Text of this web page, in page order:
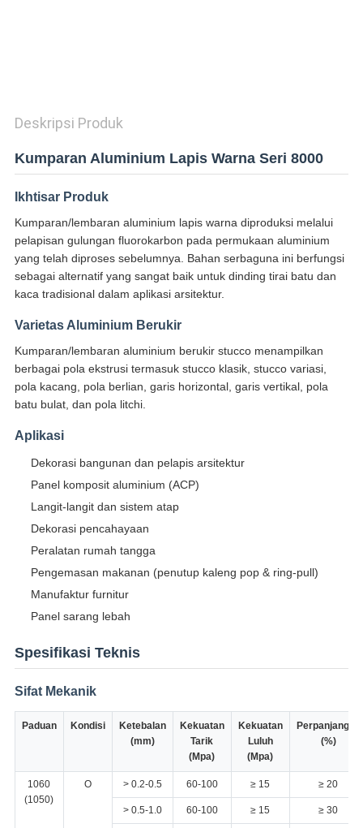
Deskripsi Produk
Kumparan Aluminium Lapis Warna Seri 8000
Ikhtisar Produk
Kumparan/lembaran aluminium lapis warna diproduksi melalui
pelapisan gulungan fluorokarbon pada permukaan aluminium
yang telah diproses sebelumnya. Bahan serbaguna ini berfungsi
sebagai alternatif yang sangat baik untuk dinding tirai batu dan
kaca tradisional dalam aplikasi arsitektur.
Varietas Aluminium Berukir
Kumparan/lembaran aluminium berukir stucco menampilkan
berbagai pola ekstrusi termasuk stucco klasik, stucco variasi,
pola kacang, pola berlian, garis horizontal, garis vertikal, pola
batu bulat, dan pola litchi.
Aplikasi
Dekorasi bangunan dan pelapis arsitektur
Panel komposit aluminium (ACP)
Langit-langit dan sistem atap
Dekorasi pencahayaan
Peralatan rumah tangga
Pengemasan makanan (penutup kaleng pop & ring-pull)
Manufaktur furnitur
Panel sarang lebah
Spesifikasi Teknis
Sifat Mekanik
Paduan Kondisi
Ketebalan
(mm)
Kekuatan
Tarik
(Mpa)
Kekuatan
Luluh
(Mpa)
Perpanjangan
(%)
1060
(1050)
O > 0.2-0.5 60-100 ≥ 15 ≥ 20
> 0.5-1.0 60-100 ≥ 15 ≥ 30